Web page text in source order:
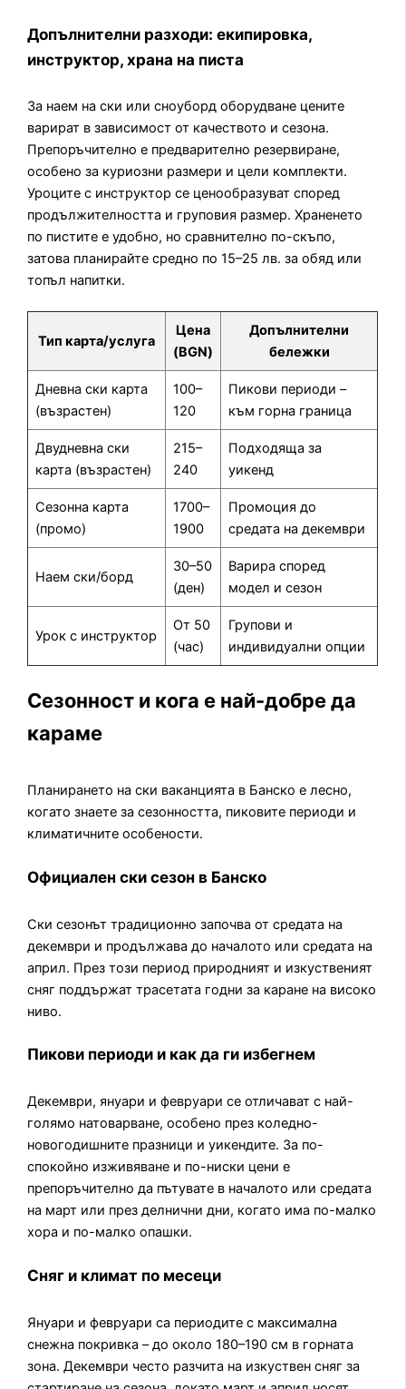
Допълнителни разходи: екипировка,
инструктор, храна на писта
За наем на ски или сноуборд оборудване цените
варират в зависимост от качеството и сезона.
Препоръчително е предварително резервиране,
особено за куриозни размери и цели комплекти.
Уроците с инструктор се ценообразуват според
продължителността и груповия размер. Храненето
по пистите е удобно, но сравнително по-скъпо,
затова планирайте средно по 15–25 лв. за обяд или
топъл напитки.
Тип карта/услуга
Цена
(BGN)
Допълнителни
бележки
Дневна ски карта
(възрастен)
100–
120
Пикови периоди –
към горна граница
Двудневна ски
карта (възрастен)
215–
240
Подходяща за
уикенд
Сезонна карта
(промо)
1700–
1900
Промоция до
средата на декември
Наем ски/борд
30–50
(ден)
Варира според
модел и сезон
Урок с инструктор
От 50
(час)
Групови и
индивидуални опции
Сезонност и кога е най-добре да
караме
Планирането на ски ваканцията в Банско е лесно,
когато знаете за сезонността, пиковите периоди и
климатичните особености.
Официален ски сезон в Банско
Ски сезонът традиционно започва от средата на
декември и продължава до началото или средата на
април. През този период природният и изкуственият
сняг поддържат трасетата годни за каране на високо
ниво.
Пикови периоди и как да ги избегнем
Декември, януари и февруари се отличават с най-
голямо натоварване, особено през коледно-
новогодишните празници и уикендите. За по-
спокойно изживяване и по-ниски цени е
препоръчително да пътувате в началото или средата
на март или през делнични дни, когато има по-малко
хора и по-малко опашки.
Сняг и климат по месеци
Януари и февруари са периодите с максимална
снежна покривка – до около 180–190 см в горната
зона. Декември често разчита на изкуствен сняг за